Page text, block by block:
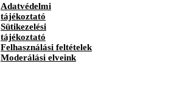
Adatvédelmi
tájékoztató
Sütikezelési
tájékoztató
Felhasználási feltételek
Moderálási elveink